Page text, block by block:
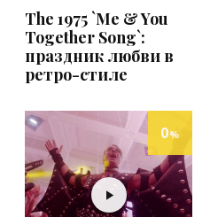
The 1975 `Me & You
Together Song`:
праздник любви в
ретро-стиле
0%